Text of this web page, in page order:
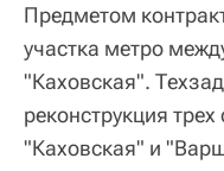
Предметом
участка метро
"Каховская".
реконструкция
"Каховская" и